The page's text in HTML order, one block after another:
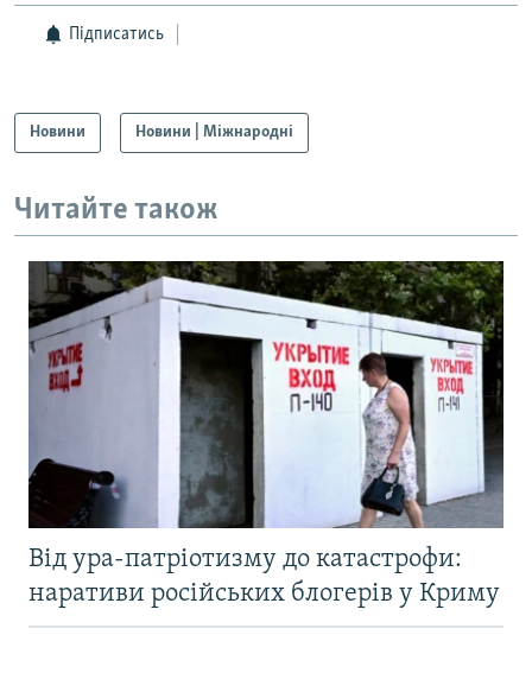
Підписатись
Новини Новини | Міжнародні
Читайте також
Від ура-патріотизму до катастрофи:
наративи російських блогерів у Криму